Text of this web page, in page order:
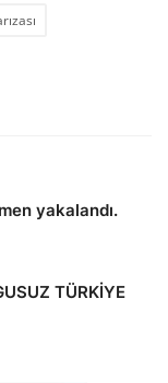
yakalandı.
TÜRKİYE